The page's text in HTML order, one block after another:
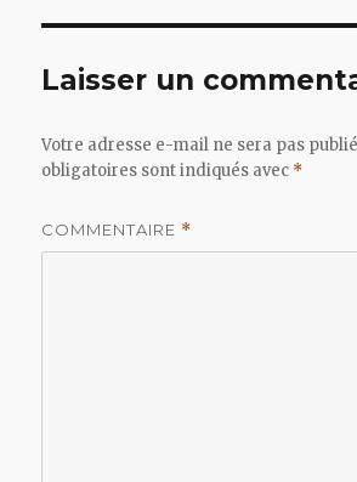
Laisser un
Votre adresse e-mail ne sera pas
obligatoires sont indiqués avec *
COMMENTAIRE *